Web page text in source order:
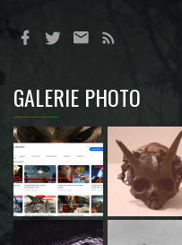
GALERIE PHOTO